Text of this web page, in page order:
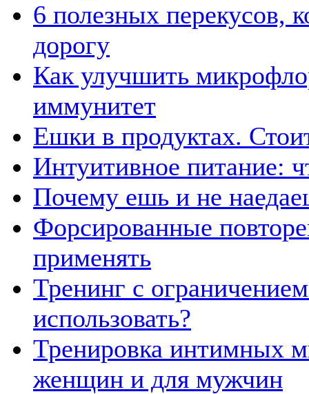
6 полезных перекусов,
дорогу
Как улучшить
иммунитет
Ешки в продуктах.
Интуитивное питание:
Почему ешь и не
Форсированные
применять
Тренинг с
использовать?
Тренировка интимных
женщин и для мужчин